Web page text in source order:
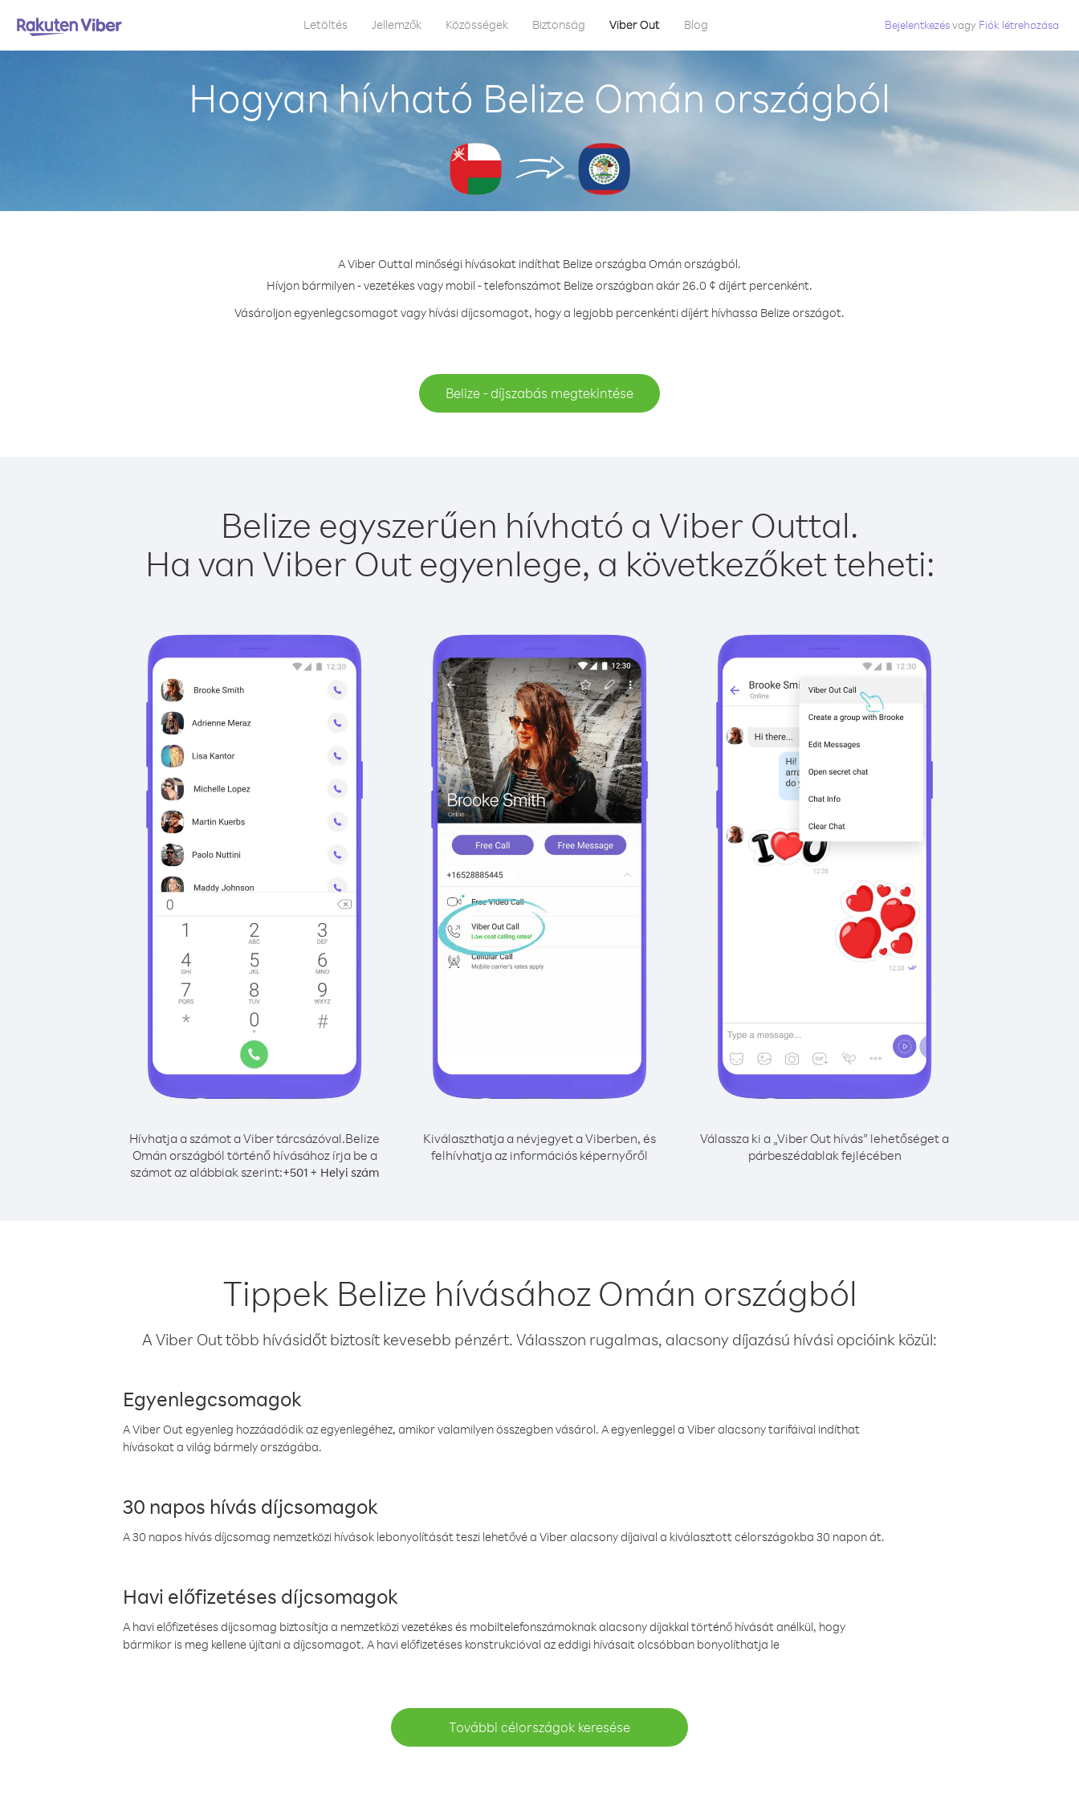
Letöltés Jellemzők Közösségek Biztonság Viber Out Blog Bejelentkezésvagy Fiók létrehozása
Hogyan hívható Belize Omán országból
A Viber Outtal minőségi hívásokat indíthat Belize országba Omán országból.
Hívjon bármilyen - vezetékes vagy mobil - telefonszámot Belize országban akár 26.0 ¢ díjért percenként.
Vásároljon egyenlegcsomagot vagy hívási díjcsomagot, hogy a legjobb percenkénti díjért hívhassa Belize országot.
Belize - díjszabás megtekintése
Belize egyszerűen hívható a Viber Outtal.
Ha van Viber Out egyenlege, a következőket teheti:
Hívhatja a számot a Viber tárcsázóval.Belize
Omán országból történő hívásához írja be a
számot az alábbiak szerint:+501 + Helyi szám
Kiválaszthatja a névjegyet a Viberben, és
felhívhatja az információs képernyőről
Válassza ki a „Viber Out hívás” lehetőséget a
párbeszédablak fejlécében
Tippek Belize hívásához Omán országból
A Viber Out több hívásidőt biztosít kevesebb pénzért. Válasszon rugalmas, alacsony díjazású hívási opcióink közül:
Egyenlegcsomagok
A Viber Out egyenleg hozzáadódik az egyenlegéhez, amikor valamilyen összegben vásárol. A egyenleggel a Viber alacsony tarifáival indíthat
hívásokat a világ bármely országába.
30 napos hívás díjcsomagok
A 30 napos hívás díjcsomag nemzetközi hívások lebonyolítását teszi lehetővé a Viber alacsony díjaival a kiválasztott célországokba 30 napon át.
Havi előfizetéses díjcsomagok
A havi előfizetéses díjcsomag biztosítja a nemzetközi vezetékes és mobiltelefonszámoknak alacsony díjakkal történő hívását anélkül, hogy
bármikor is meg kellene újítani a díjcsomagot. A havi előfizetéses konstrukcióval az eddigi hívásait olcsóbban bonyolíthatja le
További célországok keresése